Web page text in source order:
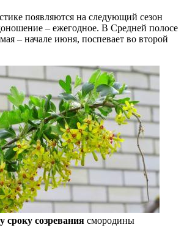
появляются на следующий сезон
– ежегодное. В Средней полосе
– начале июня, поспевает во второй
сроку созревания смородины